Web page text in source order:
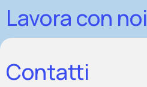
Lavora con noi
Contatti